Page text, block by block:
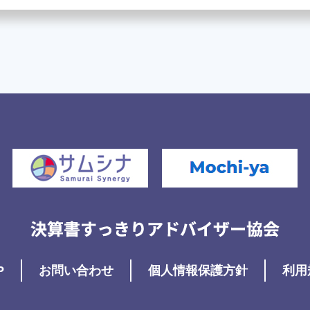
お問い合わせ 個人情報保護方針 利用